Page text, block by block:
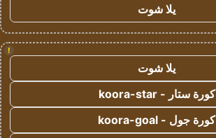
يلا شوت
!
يلا شوت
كورة ستار - koora-star
كورة جول - koora-goal